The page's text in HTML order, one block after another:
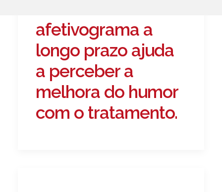
afetivograma a
longo prazo ajuda
a perceber a
melhora do humor
com o tratamento.